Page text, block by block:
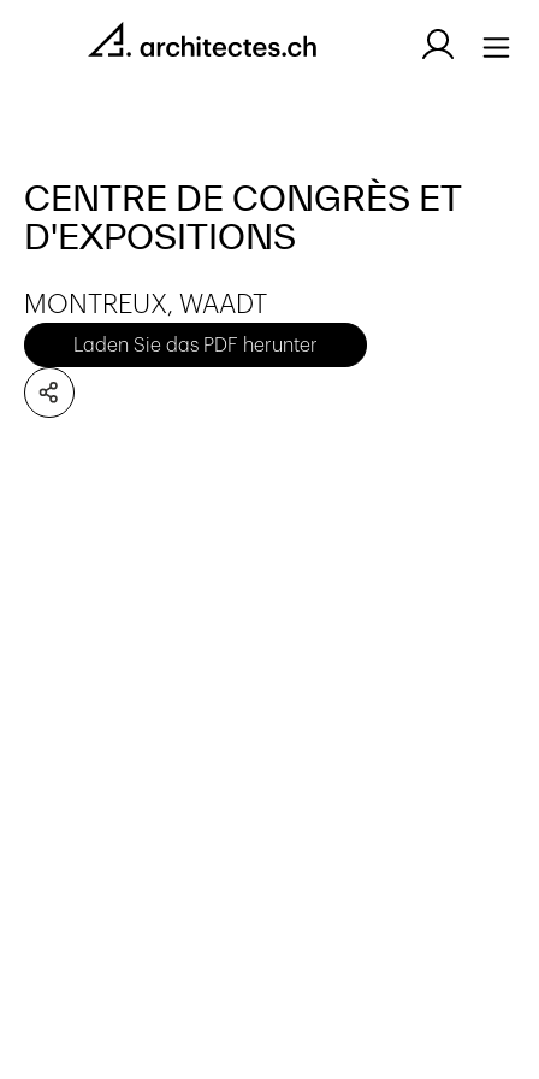
CENTRE DE CONGRÈS ET
D'EXPOSITIONS
MONTREUX, WAADT
Laden Sie das PDF herunter